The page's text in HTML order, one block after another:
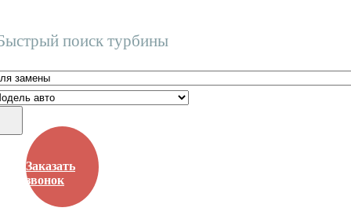
поиск турбины
Заказать
звонок